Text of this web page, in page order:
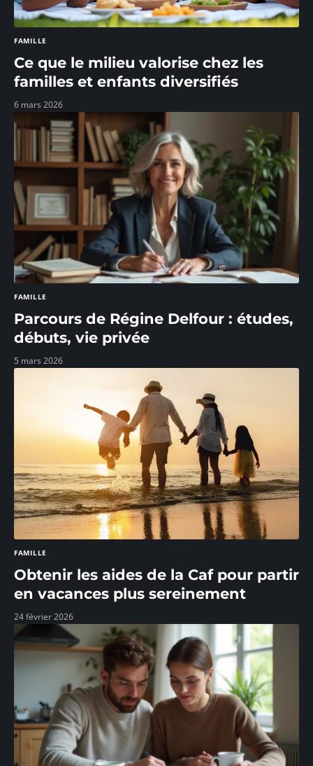
FAMILLE
Ce que le milieu valorise chez les
familles et enfants diversifiés
6 mars 2026
FAMILLE
Parcours de Régine Delfour : études,
débuts, vie privée
5 mars 2026
FAMILLE
Obtenir les aides de la Caf pour partir
en vacances plus sereinement
24 février 2026